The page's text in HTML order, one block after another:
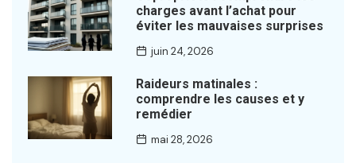
charges avant l’achat pour
éviter les mauvaises surprises
juin 24, 2026
Raideurs matinales :
comprendre les causes et y
remédier
mai 28, 2026